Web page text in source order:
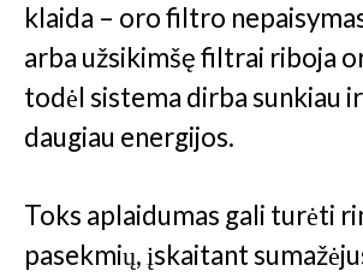
klaida – oro filtro
arba užsikimšę filtrai riboja
todėl sistema dirba sunkiau
daugiau energijos.
Toks aplaidumas gali turėti
pasekmių, įskaitant